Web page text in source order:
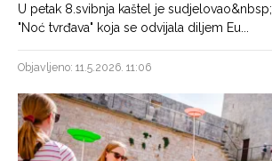
U petak 8.svibnja kaštel je
"Noć tvrđava" koja se odvijala diljem Eu...
Objavljeno: 11.5.2026. 11:06